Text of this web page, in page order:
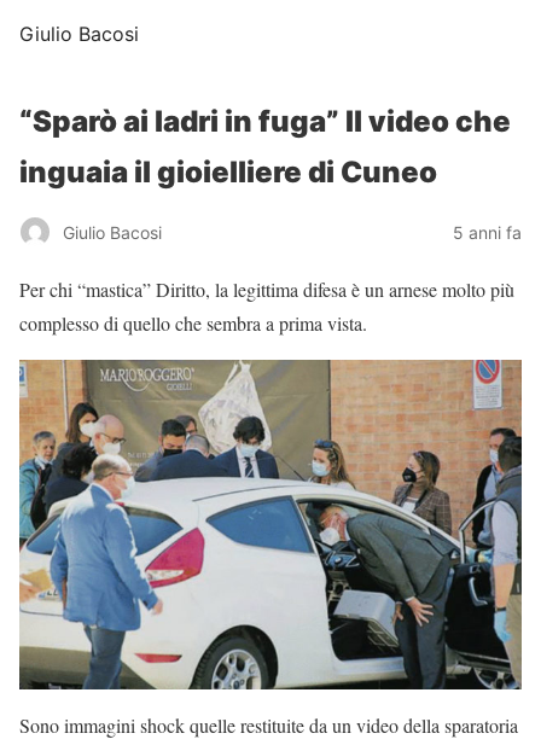
Giulio Bacosi
“Sparò ai ladri in fuga” Il video che
inguaia il gioielliere di Cuneo
Giulio Bacosi 5 anni fa
Per chi “mastica” Diritto, la legittima difesa è un arnese molto più
complesso di quello che sembra a prima vista.
Sono immagini shock quelle restituite da un video della sparatoria